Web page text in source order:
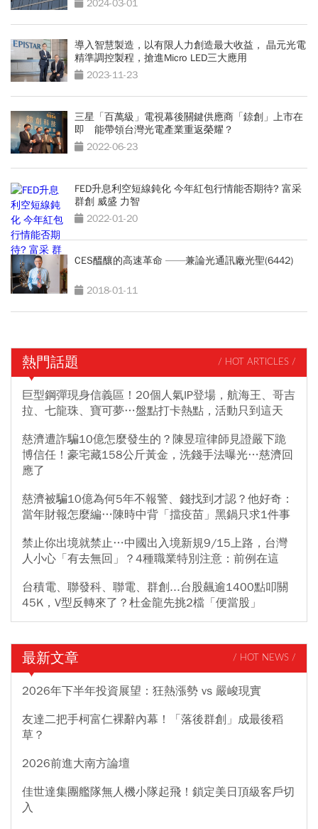
2024-03-01
導入智慧製造，以有限人力創造最大收益， 晶元光電
精準調控製程，搶進Micro LED三大應用
2023-11-23
三星「百萬級」電視幕後關鍵供應商「錼創」上市在
即 能帶領台灣光電產業重返榮耀？
2022-06-23
FED升息利空短線鈍化 今年紅包行情能否期待? 富采
群創 威盛 力智
2022-01-20
CES醞釀的高速革命 ——兼論光通訊廠光聖(6442)
2018-01-11
熱門話題 / HOT ARTICLES /
巨型鋼彈現身信義區！20個人氣IP登場，航海王、哥吉
拉、七龍珠、寶可夢…盤點打卡熱點，活動只到這天
慈濟遭詐騙10億怎麼發生的？陳昱瑄律師見證嚴下跪
博信任！豪宅藏158公斤黃金，洗錢手法曝光…慈濟回
應了
慈濟被騙10億為何5年不報警、錢找到才認？他好奇：
當年財報怎麼編…陳時中背「擋疫苗」黑鍋只求1件事
禁止你出境就禁止…中國出入境新規9/15上路，台灣
人小心「有去無回」？4種職業特別注意：前例在這
台積電、聯發科、聯電、群創...台股飆逾1400點叩關
45K，V型反轉來了？杜金龍先挑2檔「便當股」
最新文章 / HOT NEWS /
2026年下半年投資展望：狂熱漲勢 vs 嚴峻現實
友達二把手柯富仁裸辭內幕！「落後群創」成最後稻
草？
2026前進大南方論壇
佳世達集團艦隊無人機小隊起飛！鎖定美日頂級客戶切
入